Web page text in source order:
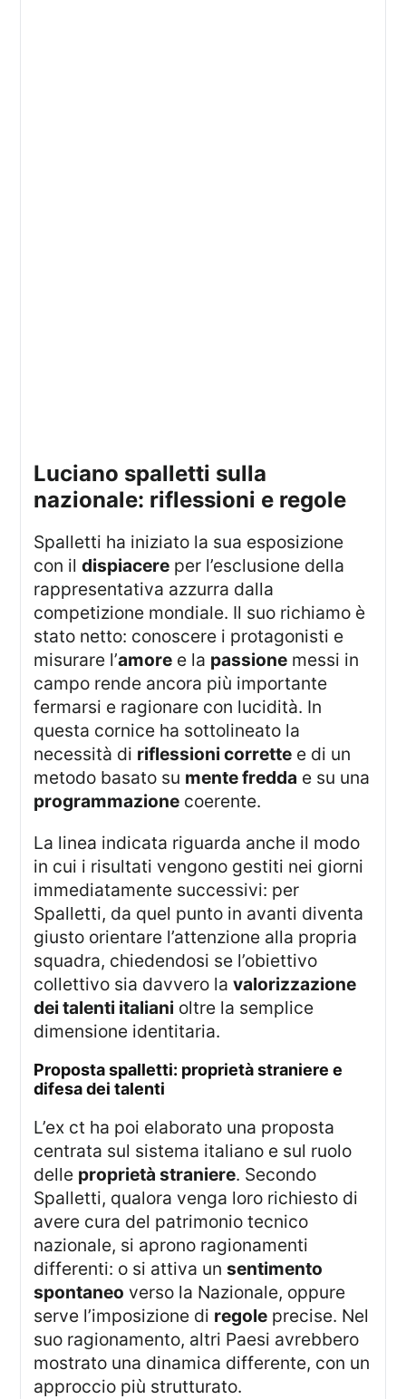
luciano spalletti sulla
nazionale: riflessioni e regole
Spalletti ha iniziato la sua esposizione
con ildispiacere per l’esclusione della
rappresentativa azzurra dalla
competizione mondiale. Il suo richiamo è
stato netto: conoscere i protagonisti e
misurare l’amore e la passione messi in
campo rende ancora più importante
fermarsi e ragionare con lucidità. In
questa cornice ha sottolineato la
necessità di riflessioni corrette e di un
metodo basato su mente fredda e su una
programmazione coerente.
La linea indicata riguarda anche il modo
in cui i risultati vengono gestiti nei giorni
immediatamente successivi: per
Spalletti, da quel punto in avanti diventa
giusto orientare l’attenzione alla propria
squadra, chiedendosi se l’obiettivo
collettivo sia davvero lavalorizzazione
dei talenti italiani oltre la semplice
dimensione identitaria.
proposta spalletti: proprietà straniere e
difesa dei talenti
L’ex ct ha poi elaborato una proposta
centrata sul sistema italiano e sul ruolo
delle proprietà straniere. Secondo
Spalletti, qualora venga loro richiesto di
avere cura del patrimonio tecnico
nazionale, si aprono ragionamenti
differenti: o si attiva unsentimento
spontaneo verso la Nazionale, oppure
serve l’imposizione di regole precise. Nel
suo ragionamento, altri Paesi avrebbero
mostrato una dinamica differente, con un
approccio più strutturato.